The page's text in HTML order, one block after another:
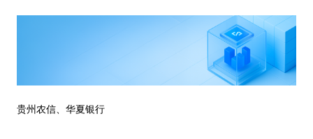
贵州农信、华夏银行